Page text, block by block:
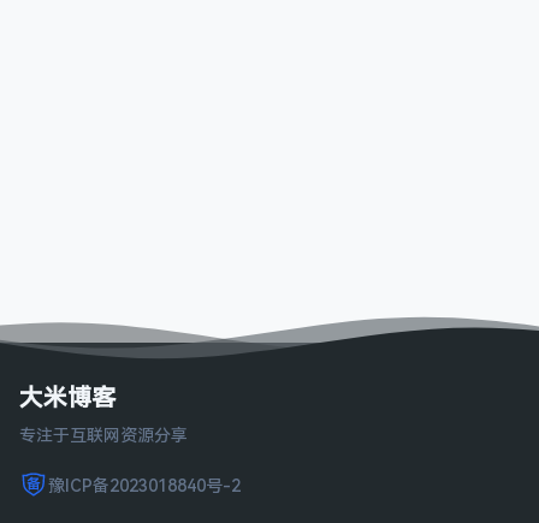
大米博客
专注于互联网资源分享
豫ICP备2023018840号-2